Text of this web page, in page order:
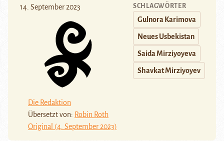
14. September 2023
Die Redaktion
Übersetzt von: Robin Roth
Original (4. September 2023)
SCHLAGWÖRTER
Gulnora Karimova
Neues Usbekistan
Saida Mirziyoyeva
Shavkat Mirziyoyev